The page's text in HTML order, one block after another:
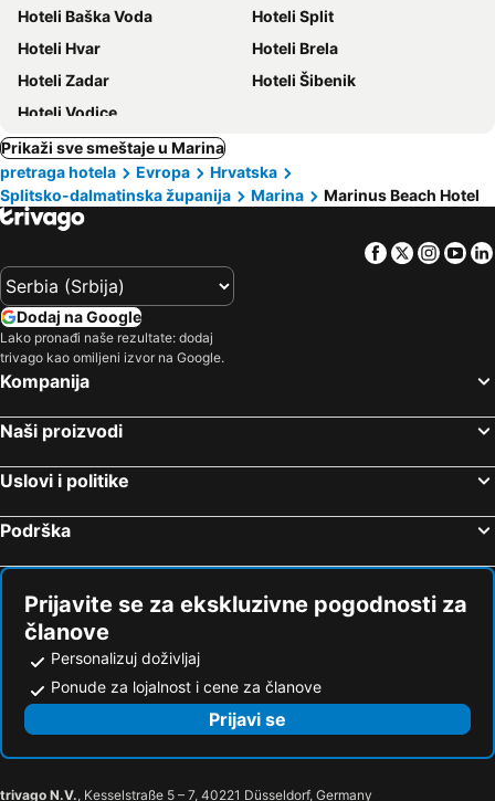
Hoteli Baška Voda
Hoteli Split
Hoteli Hvar
Hoteli Brela
Hoteli Zadar
Hoteli Šibenik
Hoteli Vodice
Prikaži sve smeštaje u Marina
pretraga hotela
Evropa
Hrvatska
Splitsko-dalmatinska županija
Marina Marinus Beach Hotel
Facebook
Twitter
Dodaj na Google
Lako pronađi naše rezultate: dodaj
trivago kao omiljeni izvor na Google.
Kompanija
Naši proizvodi
Uslovi i politike
Podrška
Prijavite se za ekskluzivne pogodnosti za
članove
Personalizuj doživljaj
Ponude za lojalnost i cene za članove
Prijavi se
trivago N.V., Kesselstraße 5 – 7, 40221 Düsseldorf, Germany